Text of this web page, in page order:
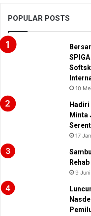
POPULAR POSTS
10
Minta
17
9